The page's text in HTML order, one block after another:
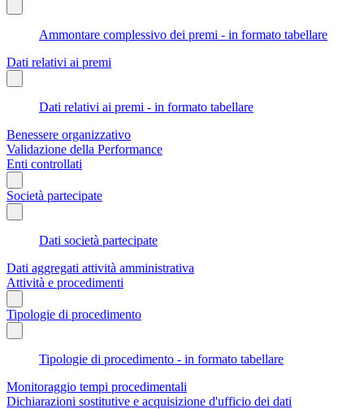
Ammontare complessivo dei premi - in formato tabellare
Dati relativi ai premi
Dati relativi ai premi - in formato tabellare
Benessere organizzativo
Validazione della Performance
Enti controllati
Società partecipate
Dati società partecipate
Dati aggregati attività amministrativa
Attività e procedimenti
Tipologie di procedimento
Tipologie di procedimento - in formato tabellare
Monitoraggio tempi procedimentali
Dichiarazioni sostitutive e acquisizione d'ufficio dei dati